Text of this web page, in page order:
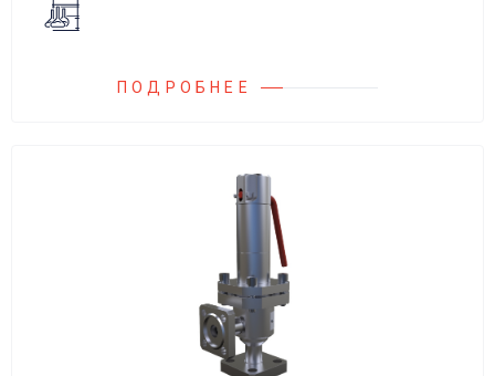
направлении.
ПОДРОБНЕЕ